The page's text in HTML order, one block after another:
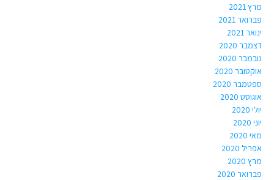
מרץ 2021
פברואר 2021
ינואר 2021
דצמבר 2020
נובמבר 2020
אוקטובר 2020
ספטמבר 2020
אוגוסט 2020
יולי 2020
יוני 2020
מאי 2020
אפריל 2020
מרץ 2020
פברואר 2020